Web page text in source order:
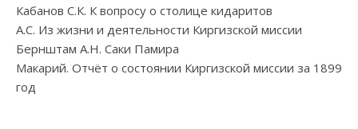
Кабанов С.К. К вопросу о столице кидаритов
А.С. Из жизни и деятельности Киргизской миссии
Бернштам А.Н. Саки Памира
Макарий. Отчёт о состоянии Киргизской миссии за 1899
год